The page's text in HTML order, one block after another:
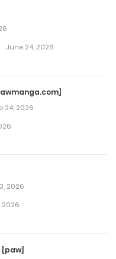
June 24, 2026
24, 2026
2026
2026
[paw]